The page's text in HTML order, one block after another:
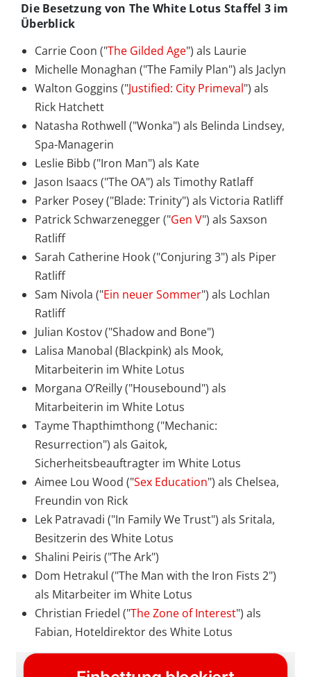
Die Besetzung von The White Lotus Staffel 3 im
Überblick
Carrie Coon ("The Gilded Age") als Laurie
Michelle Monaghan ("The Family Plan") als Jaclyn
Walton Goggins ("Justified: City Primeval") als
Rick Hatchett
Natasha Rothwell ("Wonka") als Belinda Lindsey,
Spa-Managerin
Leslie Bibb ("Iron Man") als Kate
Jason Isaacs ("The OA") als Timothy Ratlaff
Parker Posey ("Blade: Trinity") als Victoria Ratliff
Patrick Schwarzenegger ("Gen V") als Saxson
Ratliff
Sarah Catherine Hook ("Conjuring 3") als Piper
Ratliff
Sam Nivola ("Ein neuer Sommer") als Lochlan
Ratliff
Julian Kostov ("Shadow and Bone")
Lalisa Manobal (Blackpink) als Mook,
Mitarbeiterin im White Lotus
Morgana O’Reilly ("Housebound") als
Mitarbeiterin im White Lotus
Tayme Thapthimthong ("Mechanic:
Resurrection") als Gaitok,
Sicherheitsbeauftragter im White Lotus
Aimee Lou Wood ("Sex Education") als Chelsea,
Freundin von Rick
Lek Patravadi ("In Family We Trust") als Sritala,
Besitzerin des White Lotus
Shalini Peiris ("The Ark")
Dom Hetrakul ("The Man with the Iron Fists 2")
als Mitarbeiter im White Lotus
Christian Friedel ("The Zone of Interest") als
Fabian, Hoteldirektor des White Lotus